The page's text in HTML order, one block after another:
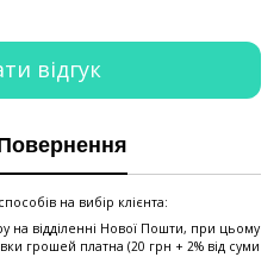
відгук
на вибір клієнта:
на відділенні Нової Пошти, при цьому
грошей платна (20 грн + 2% від суми